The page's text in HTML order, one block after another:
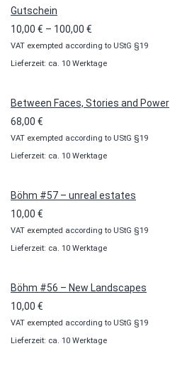
Gutschein
10,00 € – 100,00 €
10,00 €
bis
VAT exempted according to UStG §19
Lieferzeit: ca. 10 Werktage
Between Faces, Stories and Power
68,00 €
VAT exempted according to UStG §19
Lieferzeit: ca. 10 Werktage
Böhm #57 – unreal estates
10,00 €
VAT exempted according to UStG §19
Lieferzeit: ca. 10 Werktage
Böhm #56 – New Landscapes
10,00 €
VAT exempted according to UStG §19
Lieferzeit: ca. 10 Werktage